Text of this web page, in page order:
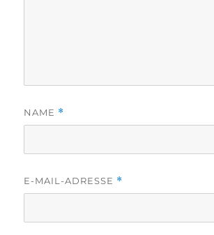
NAME *
E-MAIL-ADRESSE *